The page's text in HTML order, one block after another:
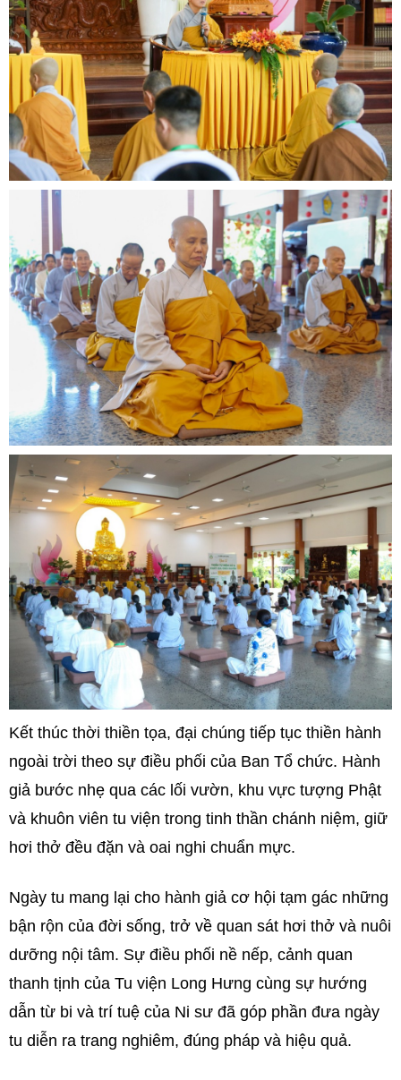
Kết thúc thời thiền tọa, đại chúng tiếp tục thiền hành
ngoài trời theo sự điều phối của Ban Tổ chức. Hành
giả bước nhẹ qua các lối vườn, khu vực tượng Phật
và khuôn viên tu viện trong tinh thần chánh niệm, giữ
hơi thở đều đặn và oai nghi chuẩn mực.
Ngày tu mang lại cho hành giả cơ hội tạm gác những
bận rộn của đời sống, trở về quan sát hơi thở và nuôi
dưỡng nội tâm. Sự điều phối nề nếp, cảnh quan
thanh tịnh của Tu viện Long Hưng cùng sự hướng
dẫn từ bi và trí tuệ của Ni sư đã góp phần đưa ngày
tu diễn ra trang nghiêm, đúng pháp và hiệu quả.